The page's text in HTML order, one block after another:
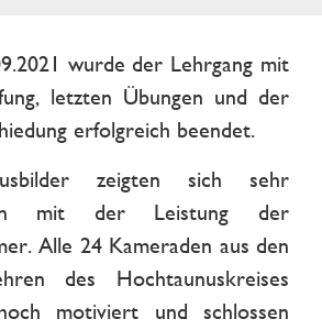
wurde der Lehrgang mit
letzten Übungen und der
erfolgreich beendet.
zeigten sich sehr
mit der Leistung der
Alle 24 Kameraden aus den
des Hochtaunuskreises
motiviert und schlossen